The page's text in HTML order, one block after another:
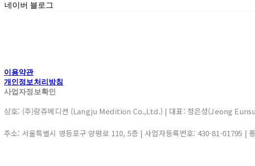
네이버 블로그
이용약관
개인정보처리방침
사업자정보확인
상호: (주)랑쥬메디션 (Langju Medition Co.,Ltd.) | 대표: 정은성(Jeong
주소: 서울특별시 영등포구 양평로 110, 5층 | 사업자등록번호: 430-81-01795 |